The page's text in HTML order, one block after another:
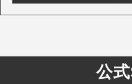
公